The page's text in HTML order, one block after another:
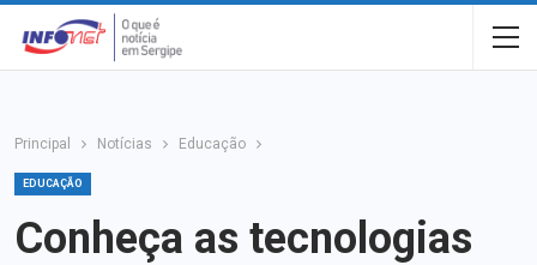
Principal Notícias Educação
EDUCAÇÃO
Conheça as tecnologias